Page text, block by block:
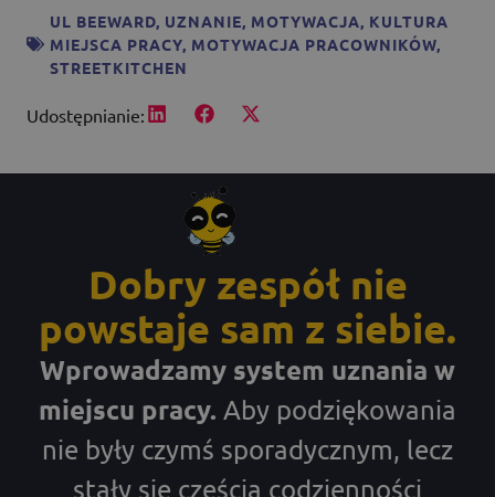
UL BEEWARD, UZNANIE, MOTYWACJA, KULTURA
MIEJSCA PRACY, MOTYWACJA PRACOWNIKÓW,
STREETKITCHEN
Udostępnianie:
Dobry zespół nie
powstaje sam z siebie.
Wprowadzamy system uznania w
miejscu pracy. Aby podziękowania
nie były czymś sporadycznym, lecz
stały się częścią codzienności